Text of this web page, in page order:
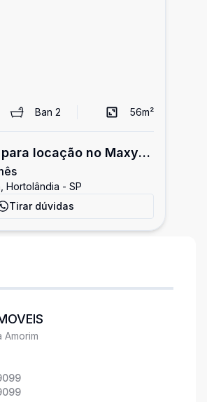
Ban2 56m²
locação no Maxy
Hortolândia - SP
Tirar dúvidas
Amorim